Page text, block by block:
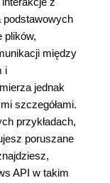
podstawowych
plików,
między
i
jednak
szczegółami.
przykładach,
poruszane
API w takim